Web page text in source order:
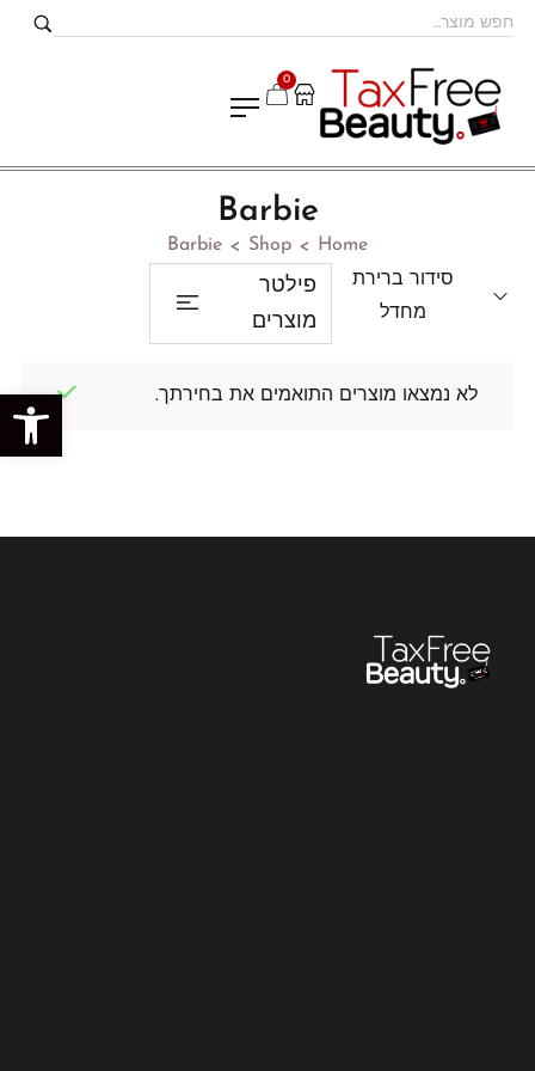
פתח סרגל נגישות
0
Barbie
Home
>
Shop
>
Barbie
סידור ברירת
מחדל
פילטר
מוצרים
לא נמצאו מוצרים התואמים את בחירתך.